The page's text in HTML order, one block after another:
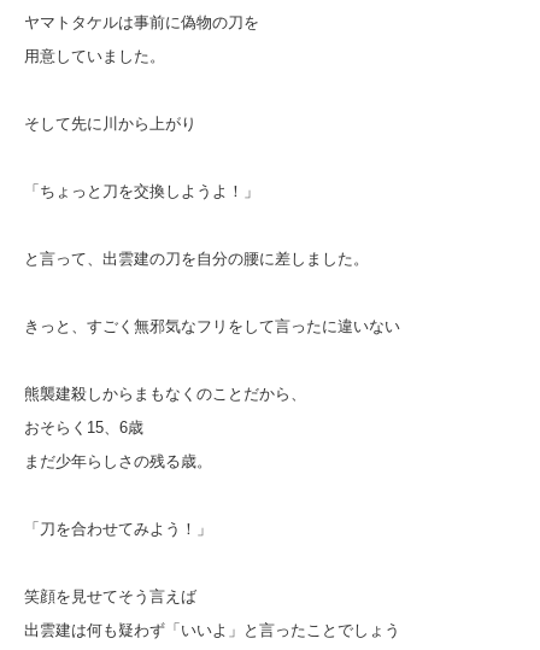
ヤマトタケルは事前に偽物の刀を
用意していました。
そして先に川から上がり
「ちょっと刀を交換しようよ！」
と言って、出雲建の刀を自分の腰に差しました。
きっと、すごく無邪気なフリをして言ったに違いない
熊襲建殺しからまもなくのことだから、
おそらく15、6歳
まだ少年らしさの残る歳。
「刀を合わせてみよう！」
笑顔を見せてそう言えば
出雲建は何も疑わず「いいよ」と言ったことでしょう